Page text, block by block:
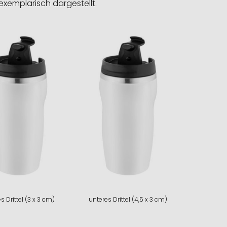
dargestellt.
Drittel (3 x 3 cm) unteres Drittel (4,5 x 3 cm)